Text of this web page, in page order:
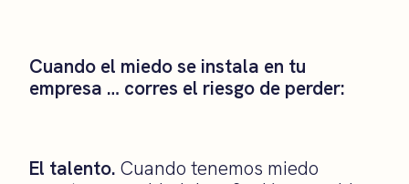
Cuando el miedo se instala en tu
empresa … corres el riesgo de perder:
El talento. Cuando tenemos miedo